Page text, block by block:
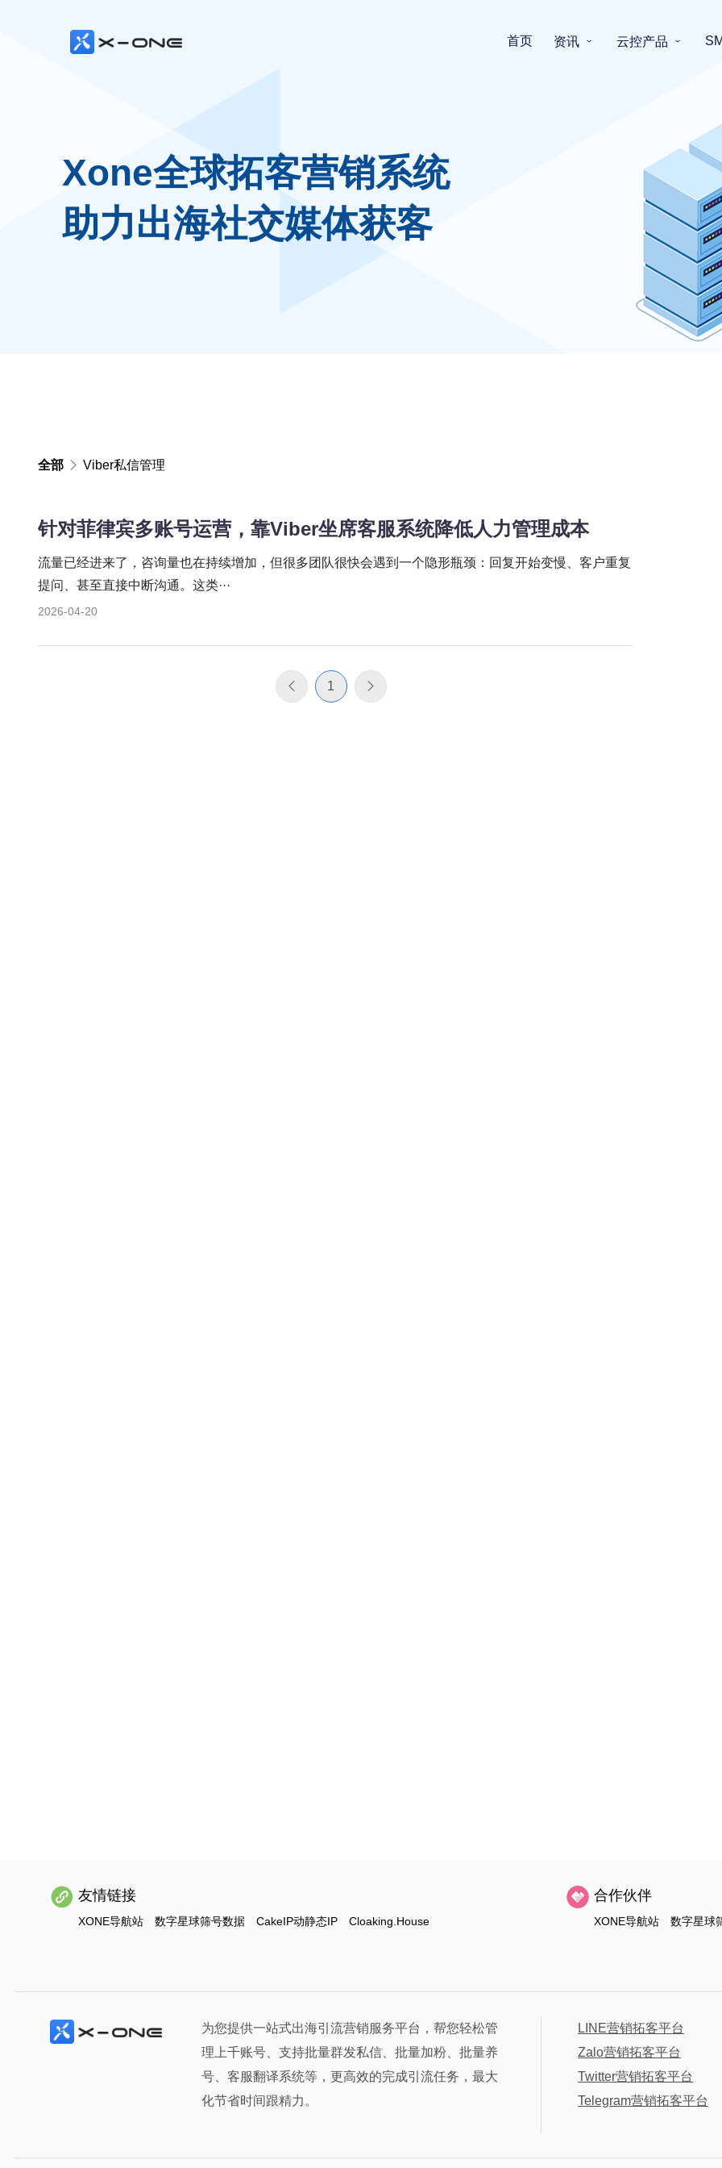
首页 资讯 云控产品
Xone全球拓客营销系统
助力出海社交媒体获客
全部 Viber私信管理
针对菲律宾多账号运营，靠Viber坐席客服系统降低人力管理成本
流量已经进来了，咨询量也在持续增加，但很多团队很快会遇到一个隐形瓶颈：回复开始变慢、客户重复
提问、甚至直接中断沟通。这类···
2026-04-20
1
友情链接
XONE导航站 数字星球筛号数据 CakeIP动静态IP Cloaking.House
合作伙伴
XONE导航站 数字星球
为您提供一站式出海引流营销服务平台，帮您轻松管
理上千账号、支持批量群发私信、批量加粉、批量养
号、客服翻译系统等，更高效的完成引流任务，最大
化节省时间跟精力。
LINE营销拓客平台
Zalo营销拓客平台
Twitter营销拓客平台
Telegram营销拓客平台